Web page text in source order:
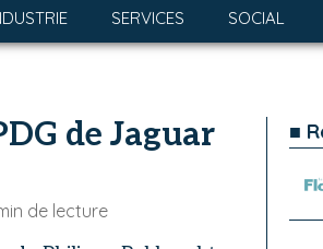
SERVICES SOCIAL
de Jaguar
de lecture
■